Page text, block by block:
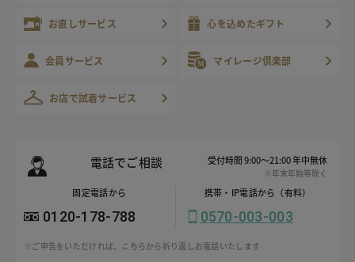
お直しサービス 心を込めたギフト
会員サービス マイレージ倶楽部
お店で試着サービス
電話でご相談 受付時間 9:00～21:00 年中無休
※年末年始等除く
固定電話から
0120-178-788
携帯・IP電話から（有料）
0570-003-003
※ご申告をいただければ、こちらから折り返しお電話いたします